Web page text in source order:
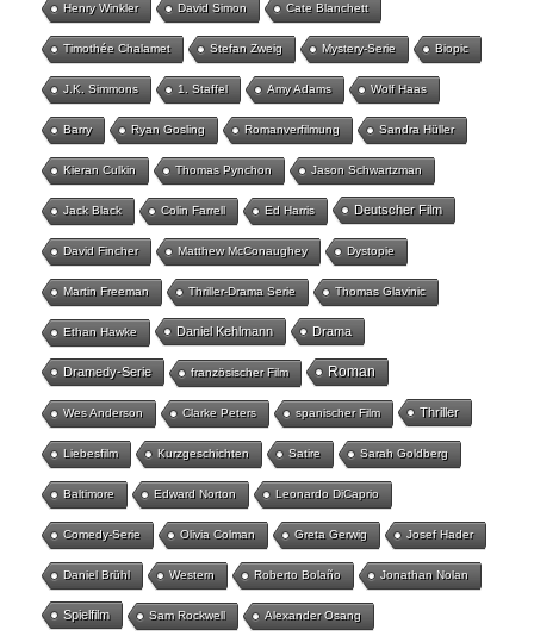
Henry Winkler David Simon Cate Blanchett
Timothée Chalamet Stefan Zweig Mystery-Serie Biopic
J.K. Simmons 1. Staffel Amy Adams Wolf Haas
Barry Ryan Gosling Romanverfilmung Sandra Hüller
Kieran Culkin Thomas Pynchon Jason Schwartzman
Jack Black Colin Farrell Ed Harris Deutscher Film
David Fincher Matthew McConaughey Dystopie
Martin Freeman Thriller-Drama Serie Thomas Glavinic
Ethan Hawke Daniel Kehlmann Drama
Dramedy-Serie französischer Film Roman
Wes Anderson Clarke Peters spanischer Film Thriller
Liebesfilm Kurzgeschichten Satire Sarah Goldberg
Baltimore Edward Norton Leonardo DiCaprio
Comedy-Serie Olivia Colman Greta Gerwig Josef Hader
Daniel Brühl Western Roberto Bolaño Jonathan Nolan
Spielfilm Sam Rockwell Alexander Osang